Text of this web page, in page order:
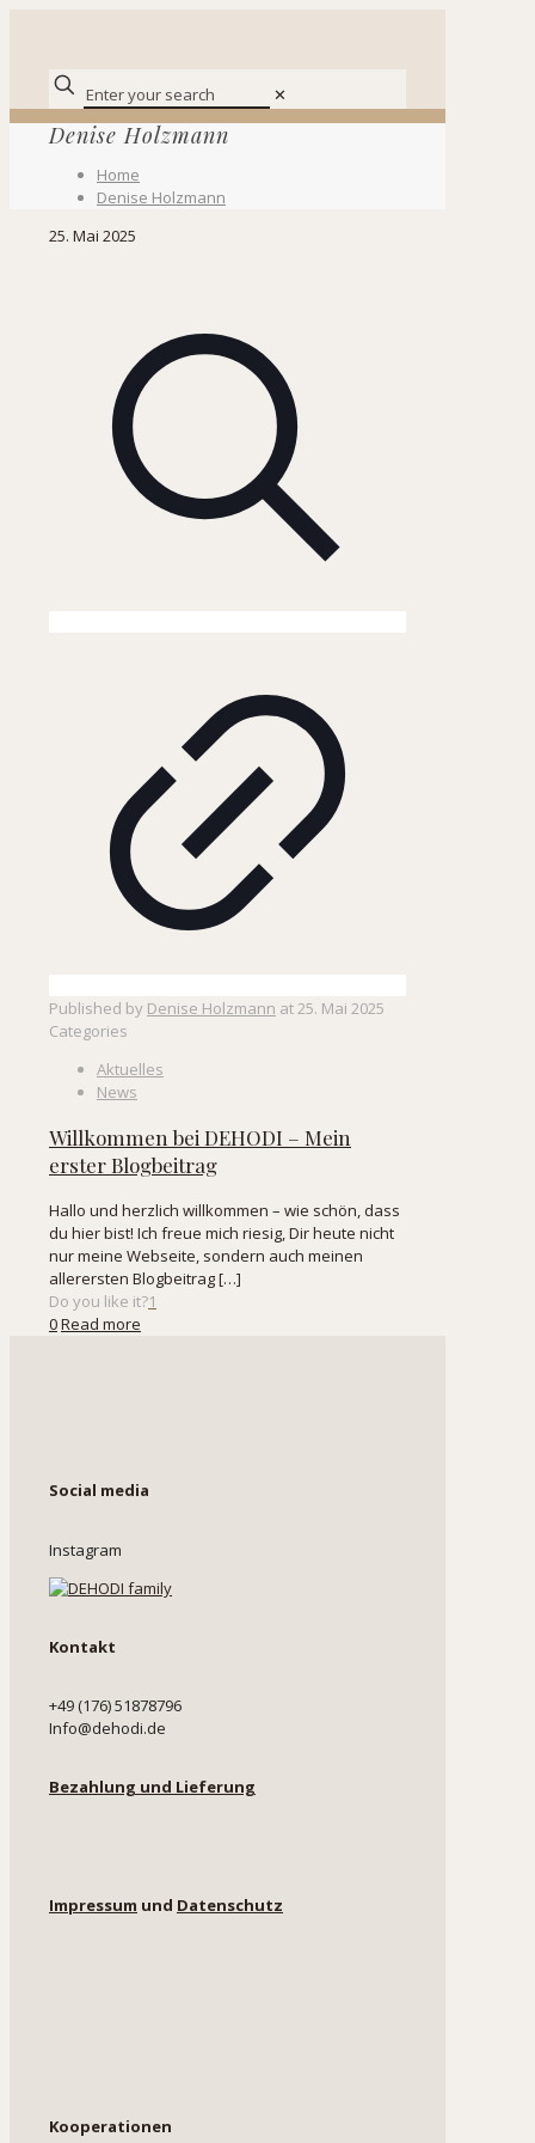
✕
Denise Holzmann
Home
Denise Holzmann
25. Mai 2025
Published by Denise Holzmann at25. Mai 2025
Categories
Aktuelles
News
Willkommen bei DEHODI – Mein
erster Blogbeitrag
Hallo und herzlich willkommen – wie schön, dass
du hier bist! Ich freue mich riesig, Dir heute nicht
nur meine Webseite, sondern auch meinen
allerersten Blogbeitrag[…]
Do you like it?1
0Read more
Social media
Instagram
Kontakt
+49 (176) 51878796
Info@dehodi.de
Bezahlung und Lieferung
Impressum und Datenschutz
Kooperationen